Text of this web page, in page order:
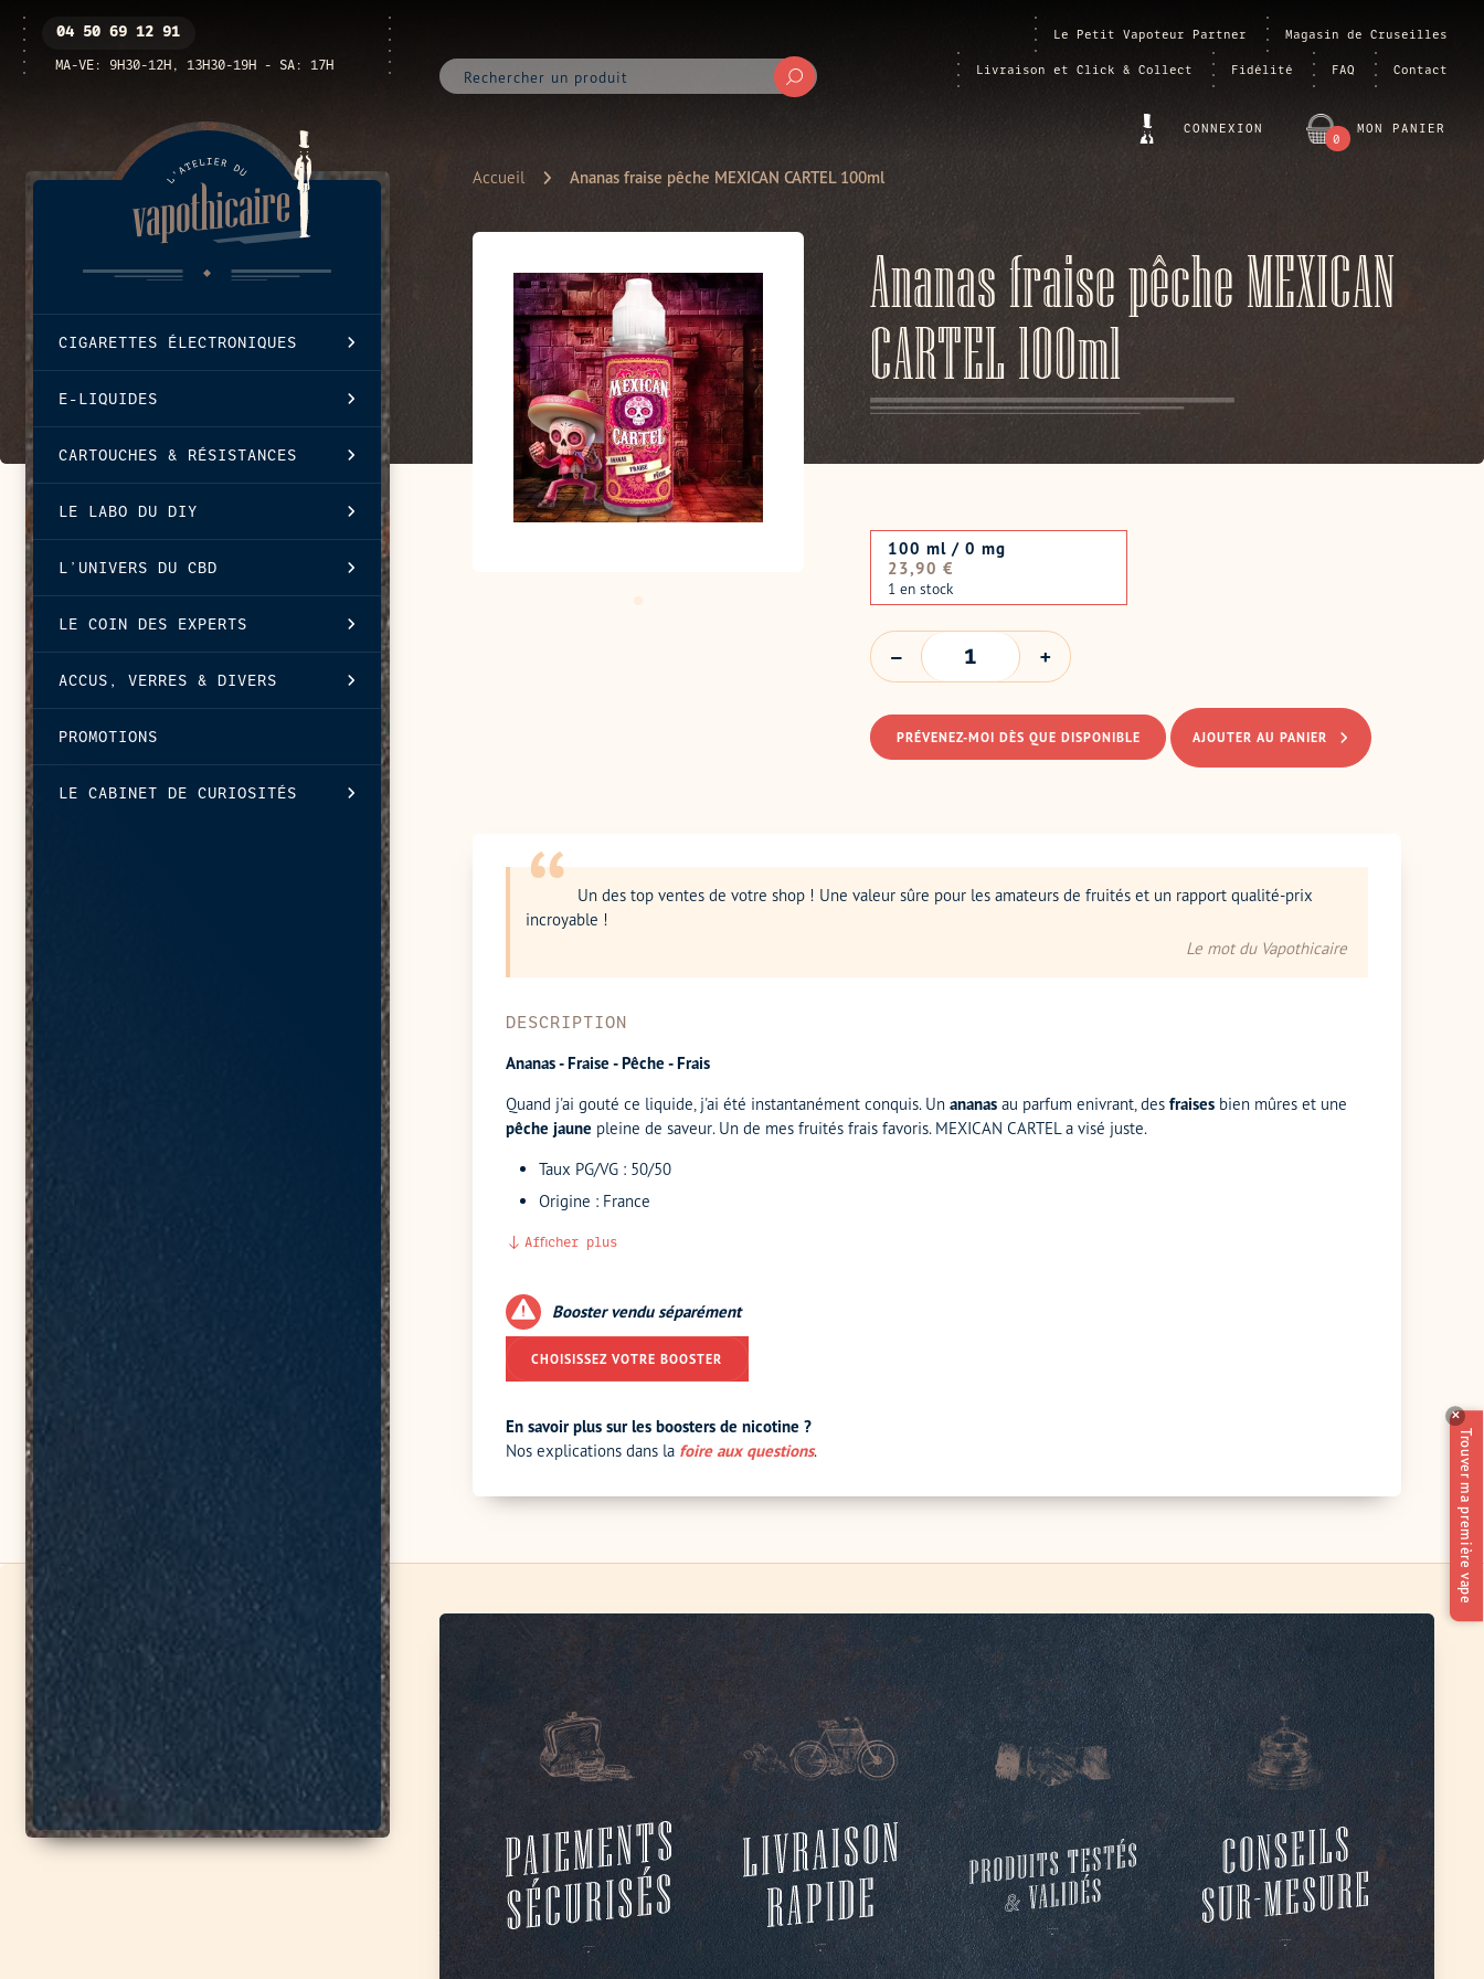
contenu
04 50 69 12 91
MA-VE: 9H30-12H, 13H30-19H - SA: 17H
CIGARETTES ÉLECTRONIQUES
E-LIQUIDES
CARTOUCHES & RÉSISTANCES
LE LABO DU DIY
L’UNIVERS DU CBD
LE COIN DES EXPERTS
ACCUS, VERRES & DIVERS
PROMOTIONS
LE CABINET DE CURIOSITÉS
fermer
Le Petit Vapoteur Partner Magasin de Cruseilles
Livraison et Click & Collect Fidélité FAQ Contact
Soumettre
CONNEXION MON PANIER
0
ARTICLE
Accueil Ananas fraise pêche MEXICAN CARTEL 100ml
Ananas fraise pêche MEXICAN
CARTEL 100ml
100 ml / 0 mg
Prix
normal
23,90 €
1 en stock
QUANTITÉ
PRÉVENEZ-MOI DÈS QUE DISPONIBLE AJOUTER AU PANIER
Un des top ventes de votre shop ! Une valeur sûre pour les amateurs de fruités et un rapport qualité-prix
incroyable !
Le mot du Vapothicaire
DESCRIPTION
Ananas - Fraise - Pêche - Frais
Quand j'ai gouté ce liquide, j'ai été instantanément conquis. Un ananasau parfum enivrant, des fraisesbien mûres et une
pêche jaune pleine de saveur. Un de mes fruités frais favoris. MEXICAN CARTEL a visé juste.
Taux PG/VG : 50/50
Origine : France
Afficher plus
Booster vendu séparément
CHOISISSEZ VOTRE BOOSTER
En savoir plus sur les boosters de nicotine ?
Nos explications dans la foire aux questions.
✕
Trouver ma première vape